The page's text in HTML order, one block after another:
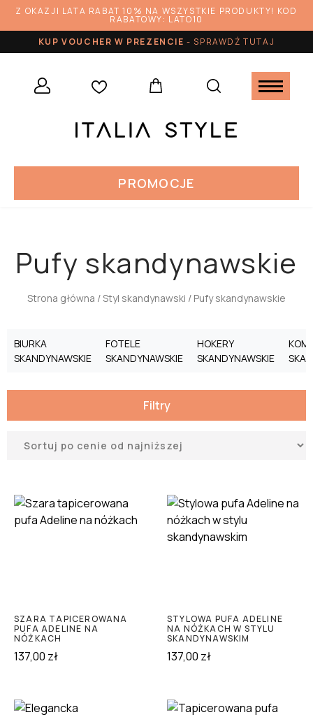
Z OKAZJI LATA RABAT 10% NA WSZYSTKIE PRODUKTY! KOD
RABATOWY: LATO10
KUP VOUCHER W PREZENCIE-SPRAWDŹ TUTAJ
PROMOCJE
Pufy skandynawskie
Strona główna /Styl skandynawski / Pufy skandynawskie
BIURKA
SKANDYNAWSKIE
FOTELE
SKANDYNAWSKIE
HOKERY
SKANDYNAWSKIE
Filtry
SZARA TAPICEROWANA
PUFA ADELINE NA
NÓŻKACH
137,00 zł
STYLOWA PUFA ADELINE
NA NÓŻKACH W STYLU
SKANDYNAWSKIM
137,00 zł